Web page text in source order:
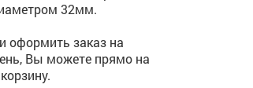
32мм.
оформить заказ на
Вы можете прямо на